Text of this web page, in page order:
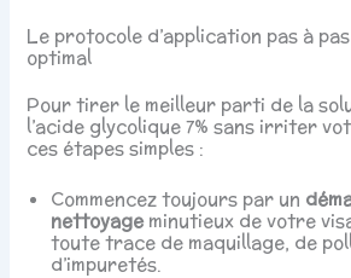
Le protocole d’application pas à
optimal
Pour tirer le meilleur parti de la
l’acide glycolique 7% sans irriter
ces étapes simples :
Commencez toujours par un
nettoyageminutieux de votre
toute trace de maquillage, de
d’impuretés.